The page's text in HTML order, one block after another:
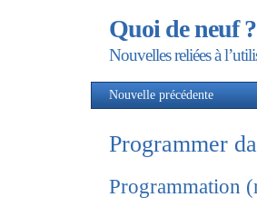
Quoi de neuf
Nouvelles reliées à
Nouvelle
Programmer
Programmation